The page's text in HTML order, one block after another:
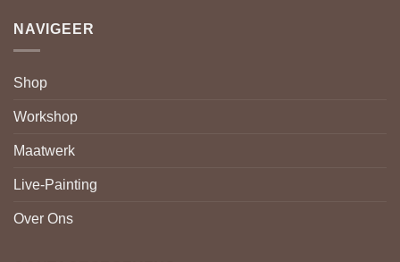
NAVIGEER
Shop
Workshop
Maatwerk
Live-Painting
Over Ons